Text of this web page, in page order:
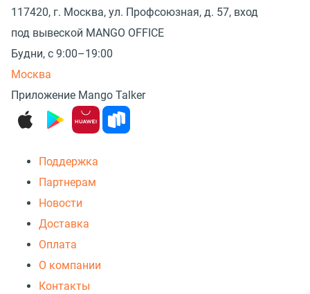
117420, г. Москва, ул. Профсоюзная, д. 57, вход
под вывеской MANGO OFFICE
Будни, с 9:00–19:00
Москва
Приложение Mango Talker
Поддержка
Партнерам
Новости
Доставка
Оплата
О компании
Контакты